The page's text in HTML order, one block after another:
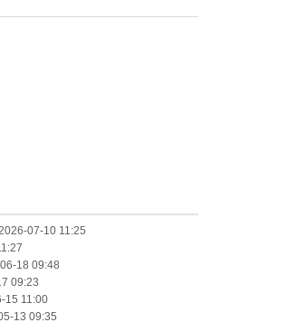
07-10 11:25
18 09:48
09:23
15 11:00
13 09:35